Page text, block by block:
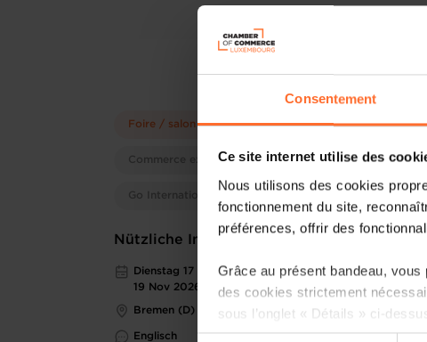
Consentement
Ce site internet utilise des
Nous utilisons des cookies
fonctionnement du site,
préférences, offrir des
Grâce au présent bandeau,
des cookies strictement
sous l’onglet « Détails » ci-dessus.
Foire / salon
Commerce extérieur
Go International
Nützliche Informationen
Dienstag 17 Nov 2026 > Donnerstag
19 Nov 2026
Bremen (D)
Englisch